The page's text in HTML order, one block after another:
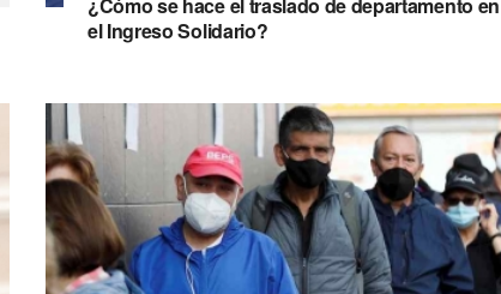
el Ingreso Solidario?